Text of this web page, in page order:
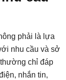
phải là lựa
nhu cầu và sở
chỉ đáp
nhắn tin,